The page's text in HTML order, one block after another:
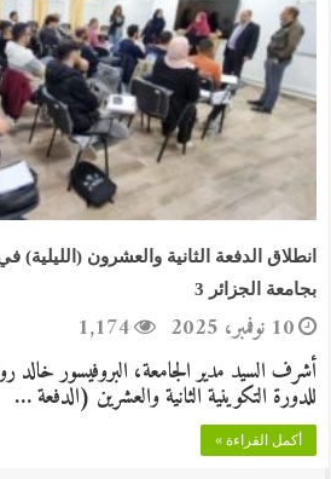
انطلاق الدفعة الثانية والعشرون (الليلية)
بجامعة الجزائر 3
10 نوفمبر، 2025
1,174
أشرف السيد مدير الجامعة، البروفيسور خالد
للدورة التكوينية الثانية والعشرين (الدفعة …
أكمل القراءة »